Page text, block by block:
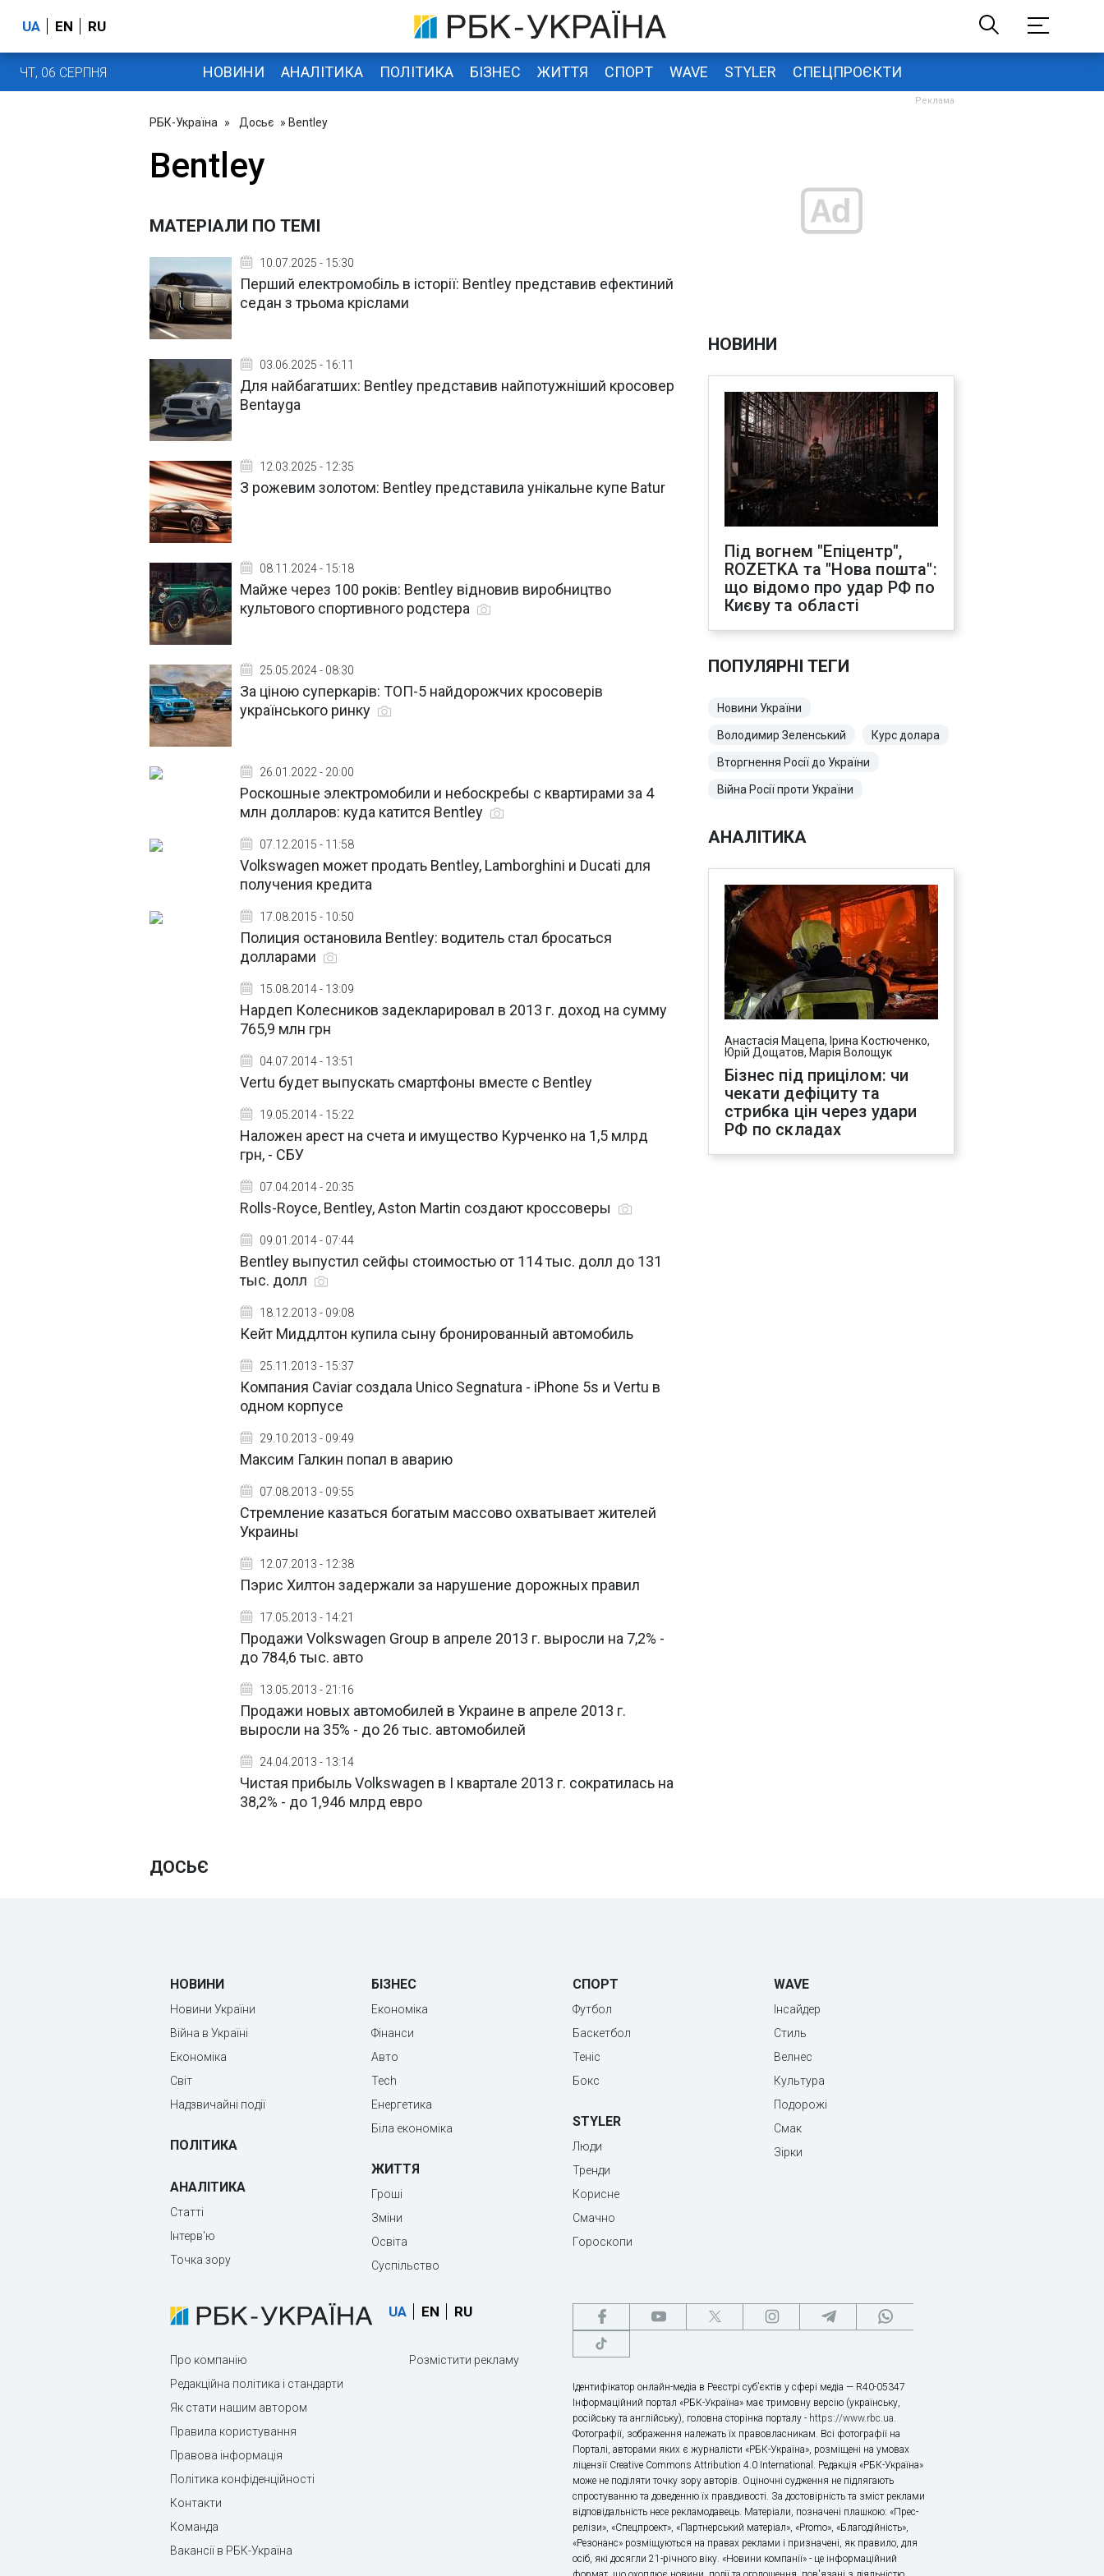
UA EN RU
ЧТ, 06 СЕРПНЯ НОВИНИ АНАЛІТИКА ПОЛІТИКА БІЗНЕС ЖИТТЯ СПОРТ WAVE STYLER СПЕЦПРОЄКТИ
РБК-Україна » Досьє » Bentley
Bentley
МАТЕРІАЛИ ПО ТЕМІ
10.07.2025 - 15:30
Перший електромобіль в історії: Bentley представив ефектиний
седан з трьома кріслами
03.06.2025 - 16:11
Для найбагатших: Bentley представив найпотужніший кросовер
Bentayga
12.03.2025 - 12:35
З рожевим золотом: Bentley представила унікальне купе Batur
08.11.2024 - 15:18
Майже через 100 років: Bentley відновив виробництво
культового спортивного родстера
25.05.2024 - 08:30
За ціною суперкарів: ТОП-5 найдорожчих кросоверів
українського ринку
26.01.2022 - 20:00
Роскошные электромобили и небоскребы с квартирами за 4
млн долларов: куда катится Bentley
07.12.2015 - 11:58
Volkswagen мoжeт пpoдaть Bentley, Lamborghini и Ducati для
получения кредита
17.08.2015 - 10:50
Полиция остановила Bentley: водитель стал бросаться
долларами
15.08.2014 - 13:09
Нардеп Колесников задекларировал в 2013 г. доход на сумму
765,9 млн грн
04.07.2014 - 13:51
Vertu будет выпускать смартфоны вместе с Bentley
19.05.2014 - 15:22
Наложен арест на счета и имущество Курченко на 1,5 млрд
грн, - СБУ
07.04.2014 - 20:35
Rolls-Royce, Bentley, Aston Martin создают кроссоверы
09.01.2014 - 07:44
Bentley выпустил сейфы стоимостью от 114 тыс. долл до 131
тыс. долл
18.12.2013 - 09:08
Кейт Миддлтон купила сыну бронированный автомобиль
25.11.2013 - 15:37
Компания Caviar создала Unico Segnatura - iPhone 5s и Vertu в
одном корпусе
29.10.2013 - 09:49
Максим Галкин попал в аварию
07.08.2013 - 09:55
Стремление казаться богатым массово охватывает жителей
Украины
12.07.2013 - 12:38
Пэрис Хилтон задержали за нарушение дорожных правил
17.05.2013 - 14:21
Продажи Volkswagen Group в апреле 2013 г. выросли на 7,2% -
до 784,6 тыс. авто
13.05.2013 - 21:16
Продажи новых автомобилей в Украине в апреле 2013 г.
выросли на 35% - до 26 тыс. автомобилей
24.04.2013 - 13:14
Чистая прибыль Volkswagen в I квартале 2013 г. сократилась на
38,2% - до 1,946 млрд евро
ДОСЬЄ
НОВИНИ
Під вогнем "Епіцентр",
ROZETKA та "Нова пошта":
що відомо про удар РФ по
Києву та області
ПОПУЛЯРНІ ТЕГИ
Новини України
Володимир Зеленський Курс долара
Вторгнення Росії до України
Війна Росії проти України
АНАЛІТИКА
Анастасія Мацепа, Ірина Костюченко,
Юрій Дощатов, Марія Волощук
Бізнес під прицілом: чи
чекати дефіциту та
стрибка цін через удари
РФ по складах
НОВИНИ
Новини України
Війна в Україні
Економіка
Світ
Надзвичайні події
ПОЛІТИКА
АНАЛІТИКА
Статті
Інтерв'ю
Точка зору
БІЗНЕС
Економіка
Фінанси
Авто
Tech
Енергетика
Біла економіка
ЖИТТЯ
Гроші
Зміни
Освіта
Суспільство
СПОРТ
Футбол
Баскетбол
Теніс
Бокс
STYLER
Люди
Тренди
Корисне
Смачно
Гороскопи
WAVE
Інсайдер
Стиль
Велнес
Культура
Подорожі
Смак
Зірки
UA EN RU
Про компанію
Редакційна політика і стандарти
Як стати нашим автором
Правила користування
Правова інформація
Політика конфіденційності
Контакти
Команда
Вакансії в РБК-Україна
Розмістити рекламу
Ідентифікатор онлайн-медіа в Реєстрі суб’єктів у сфері медіа — R40-05347
Інформаційний портал «РБК-Україна» має тримовну версію (українську,
російську та англійську), головна сторінка порталу - https://www.rbc.ua.
Фотографії, зображення належать їх правовласникам. Всі фотографії на
Порталі, авторами яких є журналісти «РБК-Україна», розміщені на умовах
ліцензії Creative Commons Attribution 4.0 International. Редакція «РБК-Україна»
може не поділяти точку зору авторів. Оціночні судження не підлягають
спростуванню та доведенню їх правдивості. За достовірність та зміст реклами
відповідальність несе рекламодавець. Матеріали, позначені плашкою: «Прес-
релізи», «Спецпроект», «Партнерський матеріал», «Promo», «Благодійність»,
«Резонанс» розміщуються на правах реклами і призначені, як правило, для
осіб, які досягли 21-річного віку. «Новини компанії» - це інформаційний